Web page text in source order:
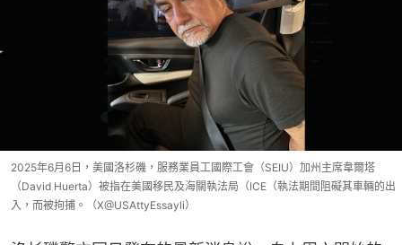
2025年6月6日，美國洛杉磯，服務業員工國際工會（SEIU）加州主席韋爾塔
（David Huerta）被指在美國移民及海關執法局（ICE（執法期間阻礙其車輛的出
入，而被拘捕。（X@USAttyEssayli）